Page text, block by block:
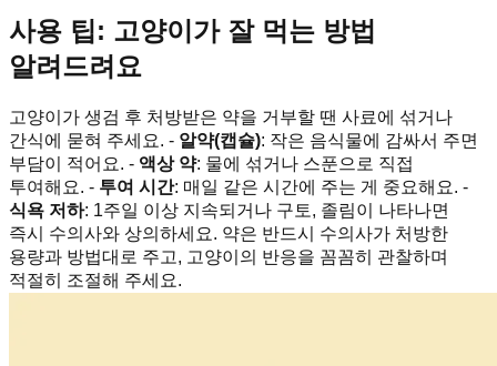
사용 팁: 고양이가 잘 먹는 방법
알려드려요
고양이가 생검 후 처방받은 약을 거부할 땐 사료에 섞거나
간식에 묻혀 주세요. - 알약(캡슐): 작은 음식물에 감싸서 주면
부담이 적어요. - 액상 약: 물에 섞거나 스푼으로 직접
투여해요. - 투여 시간: 매일 같은 시간에 주는 게 중요해요. -
식욕 저하: 1주일 이상 지속되거나 구토, 졸림이 나타나면
즉시 수의사와 상의하세요. 약은 반드시 수의사가 처방한
용량과 방법대로 주고, 고양이의 반응을 꼼꼼히 관찰하며
적절히 조절해 주세요.